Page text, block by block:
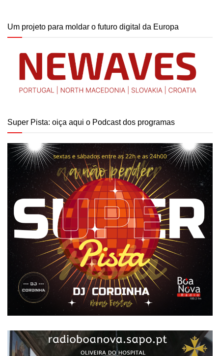
Um projeto para moldar o futuro digital da Europa
Super Pista: oiça aqui o Podcast dos programas